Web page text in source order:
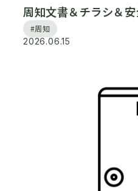
周知文書＆チラシ＆
#周知
2026.06.15